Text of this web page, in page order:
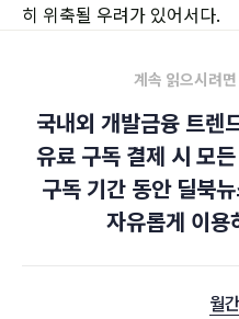
히 위축될 우려가 있어서다.
계속 읽으시려
국내외 개발금융 트렌
유료 구독 결제 시 모
구독 기간 동안 딜북
자유롭게 이용
월